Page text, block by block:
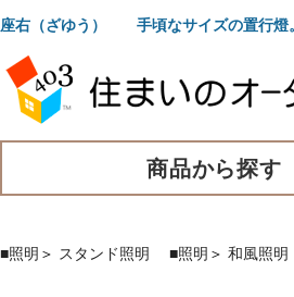
座右（ざゆう） 手頃なサイズの置行燈
商品から探す
■照明 ＞ スタンド照明 ■照明 ＞ 和風照明